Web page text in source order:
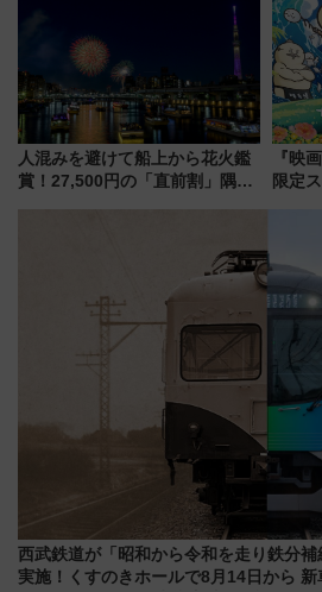
人混みを避けて船上から花火鑑
賞！27,500円の「直前割」隅田
『映
限定
いを
西武鉄道が「昭和から令和を走り鉄分
実施！くすのきホールで8月14日から